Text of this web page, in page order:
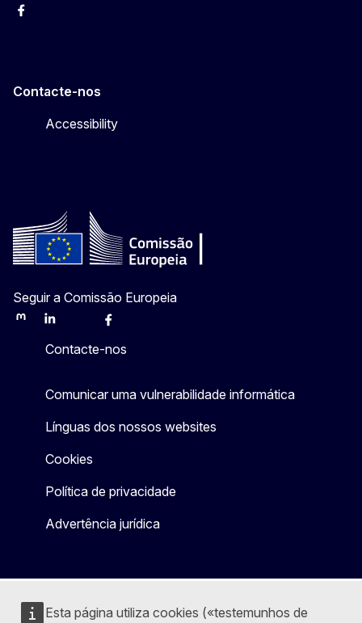
Esta página utiliza cookies («testemunhos de
Facebook
Contacte-nos
Accessibility
Seguir a Comissão Europeia
MastodonLinkedInBlueskyFacebook
Contacte-nos
Comunicar uma vulnerabilidade informática
Línguas dos nossos websites
Cookies
Política de privacidade
Advertência jurídica